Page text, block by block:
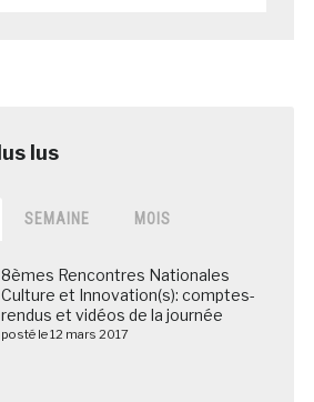
SEMAINE MOIS
8èmes Rencontres Nationales
Culture et Innovation(s): comptes-
rendus et vidéos de la journée
posté le 12 mars 2017